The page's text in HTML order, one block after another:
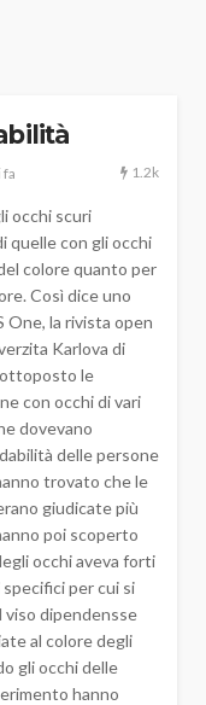
fa 1.2k
occhi scuri
quelle con gli occhi
colore quanto per
Così dice uno
One, la rivista open
Karlova di
le
con occhi di vari
dovevano
delle persone
trovato che le
giudicate più
poi scoperto
occhi aveva forti
per cui si
viso dipendensse
al colore degli
gli occhi delle
hanno